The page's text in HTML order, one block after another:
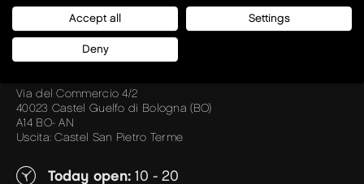
Via del Commercio 4/2
40023 Castel Guelfo di Bologna (BO)
A14 BO- AN
Uscita: Castel San Pietro Terme
Today open: 10 - 20
Accept all Settings
Deny